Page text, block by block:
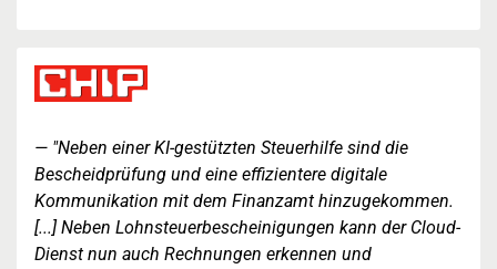
"Neben einer KI-gestützten Steuerhilfe sind die
Bescheidprüfung und eine effizientere digitale
Kommunikation mit dem Finanzamt hinzugekommen.
[...] Neben Lohnsteuerbescheinigungen kann der Cloud-
Dienst nun auch Rechnungen erkennen und